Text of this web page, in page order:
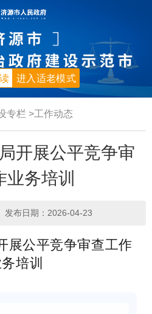
进入适老模式
专栏 >工作动态
开展公平竞争审
业务培训
发布日期：2026-04-23
展公平竞争审查工作
培训